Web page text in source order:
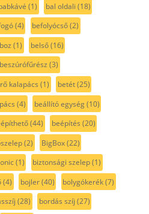
(1) bal oldali (18)
(4) befolyócső(2)
(1) belső(16)
beszúrófűrész (3)
kalapács (1) betét(25)
(4) beállító egység(10)
(44) beépítés (20)
(2) BigBox(22)
(1) biztonsági szelep(1)
(4) bojler(40) bolygókerék(7)
(28) bordás szíj (27)